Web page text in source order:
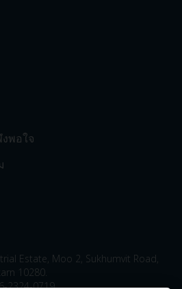
พอใจ
Estate, Moo 2, Sukhumvit Road,
10280.
2324-0719